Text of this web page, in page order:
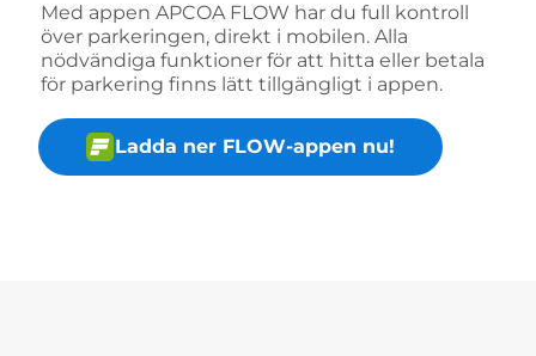
Med appen APCOA FLOW har du full kontroll
över parkeringen, direkt i mobilen. Alla
nödvändiga funktioner för att hitta eller betala
för parkering finns lätt tillgängligt i appen.
Ladda ner FLOW-appen nu!